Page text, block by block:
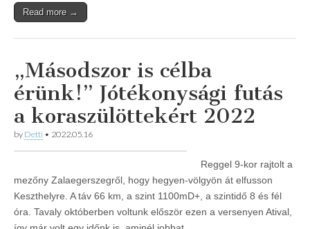
Read more →
„Másodszor is célba
érünk!” Jótékonysági futás
a koraszülöttekért 2022
by Detti • 2022.05.16
Reggel 9-kor rajtolt a
mezőny Zalaegerszegről, hogy hegyen-völgyön át elfusson
Keszthelyre. A táv 66 km, a szint 1100mD+, a szintidő 8 és fél
óra. Tavaly októberben voltunk először ezen a versenyen Atival,